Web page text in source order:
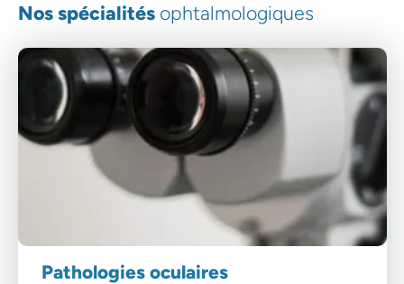
Nos spécialitésophtalmologiques
Pathologies oculaires